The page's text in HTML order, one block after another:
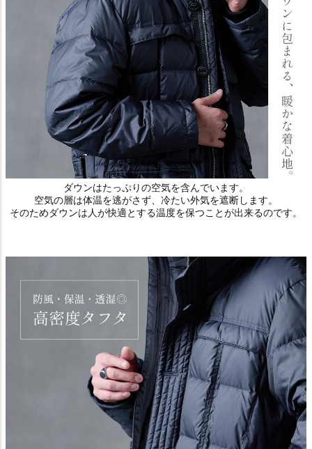
ダウンはたっぷりの空気を含んでいます。
空気の層は体温を逃がさず、冷たい外気を遮断します。
そのためダウンは人が快適とする温度を保つことが出来るのです。